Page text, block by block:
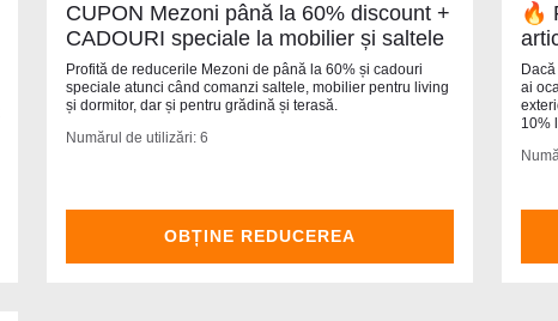
CUPON Mezoni până la 60% discount +
CADOURI speciale la mobilier și saltele
Profită de reducerile Mezoni de până la 60% și cadouri
speciale atunci când comanzi saltele, mobilier pentru living
și dormitor, dar și pentru grădină și terasă.
Numărul de utilizări: 6
OBȚINE REDUCEREA
🔥
ai
10%